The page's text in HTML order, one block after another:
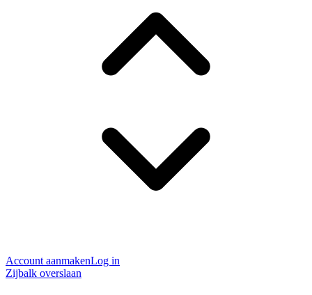
Account aanmakenLog in
Zijbalk overslaan